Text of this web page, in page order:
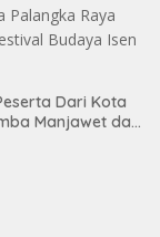
Dari Kota
Manjawet dan